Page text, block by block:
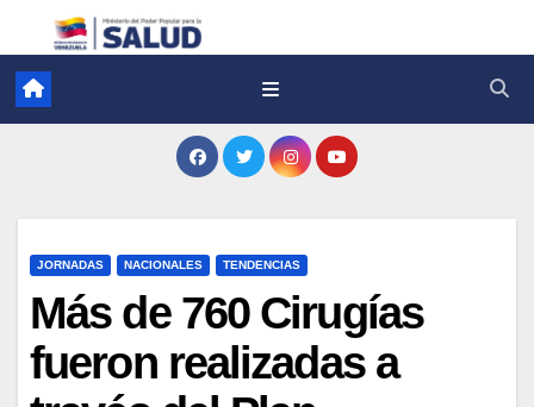
JORNADAS NACIONALES TENDENCIAS
Más de 760 Cirugías
fueron realizadas a